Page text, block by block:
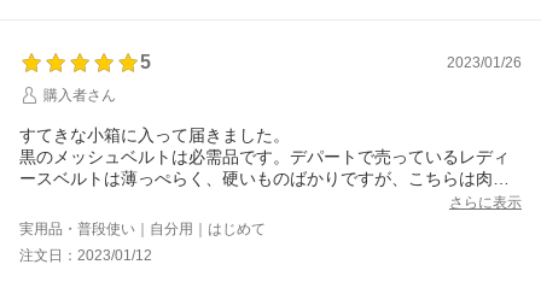
5
2023/01/26
購入者さん
すてきな小箱に入って届きました。
黒のメッシュベルトは必需品です。デパートで売っているレディ
ースベルトは薄っぺらく、硬いものばかりですが、こちらは肉厚
カジュアルなブラウンも欲しいです。
さらに表示
実用品・普段使い｜自分用｜はじめて
注文日：2023/01/12